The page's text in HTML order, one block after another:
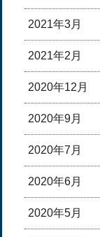
2021年3月
2021年2月
2020年12月
2020年9月
2020年7月
2020年6月
2020年5月